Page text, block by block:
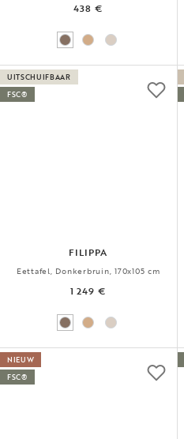
438 €
FILIPPA
Eettafel, Donkerbruin, 170x105 cm
1 249 €
UITSCHUIFBAAR
FSC®
NIEUW
FSC®